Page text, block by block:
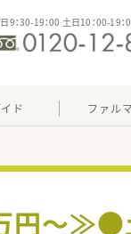
9：30-19：00 土日10：00-19：
ド ファル
円～≫●